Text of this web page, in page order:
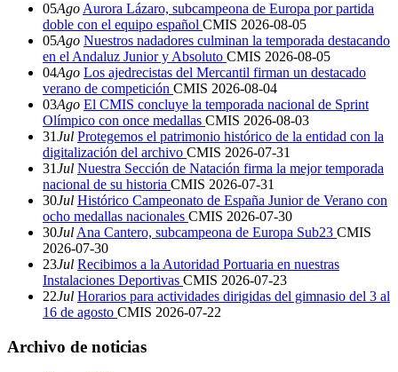
05Ago Aurora Lázaro, subcampeona de Europa por partida
doble con el equipo español CMIS 2026-08-05
05Ago Nuestros nadadores culminan la temporada destacando
en el Andaluz Junior y Absoluto CMIS 2026-08-05
04Ago Los ajedrecistas del Mercantil firman un destacado
verano de competición CMIS 2026-08-04
03Ago El CMIS concluye la temporada nacional de Sprint
Olímpico con once medallas CMIS 2026-08-03
31Jul Protegemos el patrimonio histórico de la entidad con la
digitalización del archivo CMIS 2026-07-31
31Jul Nuestra Sección de Natación firma la mejor temporada
nacional de su historia CMIS 2026-07-31
30Jul Histórico Campeonato de España Junior de Verano con
ocho medallas nacionales CMIS 2026-07-30
30Jul Ana Cantero, subcampeona de Europa Sub23 CMIS
2026-07-30
23Jul Recibimos a la Autoridad Portuaria en nuestras
Instalaciones Deportivas CMIS 2026-07-23
22Jul Horarios para actividades dirigidas del gimnasio del 3 al
16 de agosto CMIS 2026-07-22
Archivo de noticias